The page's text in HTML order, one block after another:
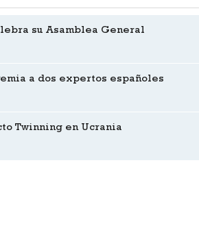
su Asamblea General
a dos expertos españoles
Twinning en Ucrania